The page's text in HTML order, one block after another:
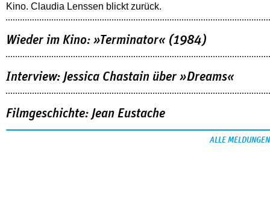
Kino. Claudia Lenssen blickt zurück.
Wieder im Kino: »Terminator« (1984)
Interview: Jessica Chastain über »Dreams«
Filmgeschichte: Jean Eustache
ALLE MELDUNGEN